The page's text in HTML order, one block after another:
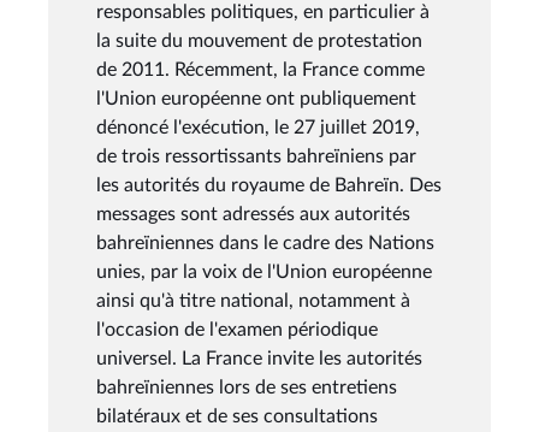
responsables politiques, en particulier à
la suite du mouvement de protestation
de 2011. Récemment, la France comme
l'Union européenne ont publiquement
dénoncé l'exécution, le 27 juillet 2019,
de trois ressortissants bahreïniens par
les autorités du royaume de Bahreïn. Des
messages sont adressés aux autorités
bahreïniennes dans le cadre des Nations
unies, par la voix de l'Union européenne
ainsi qu'à titre national, notamment à
l'occasion de l'examen périodique
universel. La France invite les autorités
bahreïniennes lors de ses entretiens
bilatéraux et de ses consultations